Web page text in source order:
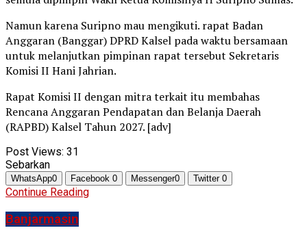
Namun karena Suripno mau mengikuti. rapat Badan
Anggaran (Banggar) DPRD Kalsel pada waktu bersamaan
untuk melanjutkan pimpinan rapat tersebut Sekretaris
Komisi II Hani Jahrian.
Rapat Komisi II dengan mitra terkait itu membahas
Rencana Anggaran Pendapatan dan Belanja Daerah
(RAPBD) Kalsel Tahun 2027. [adv]
Post Views: 31
Sebarkan
WhatsApp0 Facebook 0 Messenger0 Twitter 0
Continue Reading
Banjarmasin